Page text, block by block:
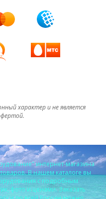
характер и не является
интернет-магазина
В нашем каталоге вы
с подробным
фото и ценами. Заказать